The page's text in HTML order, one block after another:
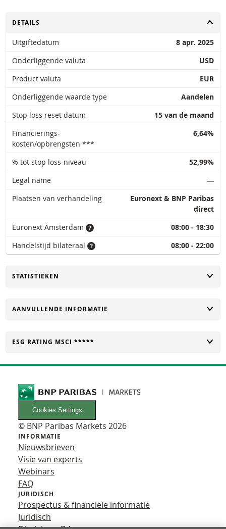
TOGGLE
DETAILS
Uitgiftedatum
8 apr. 2025
Onderliggende valuta
USD
Product valuta
EUR
Onderliggende waarde type
Aandelen
Stop loss reset datum
15 van de maand
Financierings-
kosten/opbrengsten ***
6,64%
% tot stop loss-niveau
52,99%
Legal name
―
Plaatsen van verhandeling
Euronext & BNP Paribas
direct
Euronext Amsterdam
08:00 - 18:30
Handelstijd bilateraal
08:00 - 22:00
TOGGLE
STATISTIEKEN
TOGGLE
AANVULLENDE INFORMATIE
TOGGLE
ESG RATING MSCI *****
Cookies Settings
© BNP Paribas Markets 2026
INFORMATIE
Nieuwsbrieven
Visie van experts
Webinars
FAQ
JURIDISCH
Prospectus & financiële informatie
Juridisch